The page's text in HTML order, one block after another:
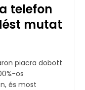
telefon
mutat
piacra dobott
os
és most